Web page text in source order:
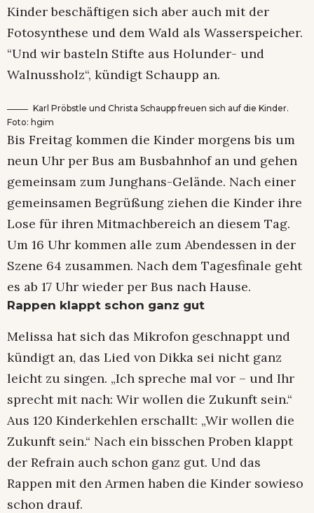
Kinder beschäftigen sich aber auch mit der
Fotosynthese und dem Wald als Wasserspeicher.
“Und wir basteln Stifte aus Holunder- und
Walnussholz“, kündigt Schaupp an.
Karl Pröbstle und Christa Schaupp freuen sich auf die Kinder.
Foto: hgim
Bis Freitag kommen die Kinder morgens bis um
neun Uhr per Bus am Busbahnhof an und gehen
gemeinsam zum Junghans-Gelände. Nach einer
gemeinsamen Begrüßung ziehen die Kinder ihre
Lose für ihren Mitmachbereich an diesem Tag.
Um 16 Uhr kommen alle zum Abendessen in der
Szene 64 zusammen. Nach dem Tagesfinale geht
es ab 17 Uhr wieder per Bus nach Hause.
Rappen klappt schon ganz gut
Melissa hat sich das Mikrofon geschnappt und
kündigt an, das Lied von Dikka sei nicht ganz
leicht zu singen. „Ich spreche mal vor – und Ihr
sprecht mit nach: Wir wollen die Zukunft sein.“
Aus 120 Kinderkehlen erschallt: „Wir wollen die
Zukunft sein.“ Nach ein bisschen Proben klappt
der Refrain auch schon ganz gut. Und das
Rappen mit den Armen haben die Kinder sowieso
schon drauf.